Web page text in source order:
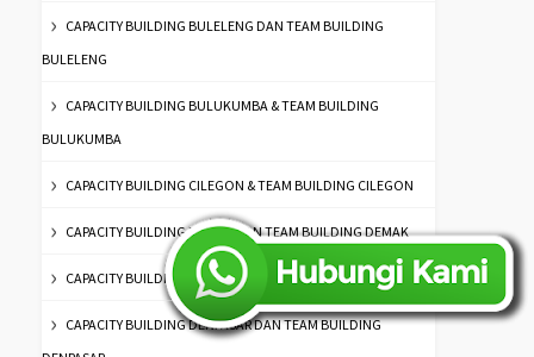
CAPACITY BUILDING BULELENG DAN TEAM BUILDING
BULELENG
CAPACITY BUILDING BULUKUMBA & TEAM BUILDING
BULUKUMBA
CAPACITY BUILDING CILEGON & TEAM BUILDING CILEGON
CAPACITY BUILDING DEMAK DAN TEAM BUILDING DEMAK
CAPACITY BUILDING DENPASAR & TEAM BUILDING DENPASAR
CAPACITY BUILDING DENPASAR DAN TEAM BUILDING